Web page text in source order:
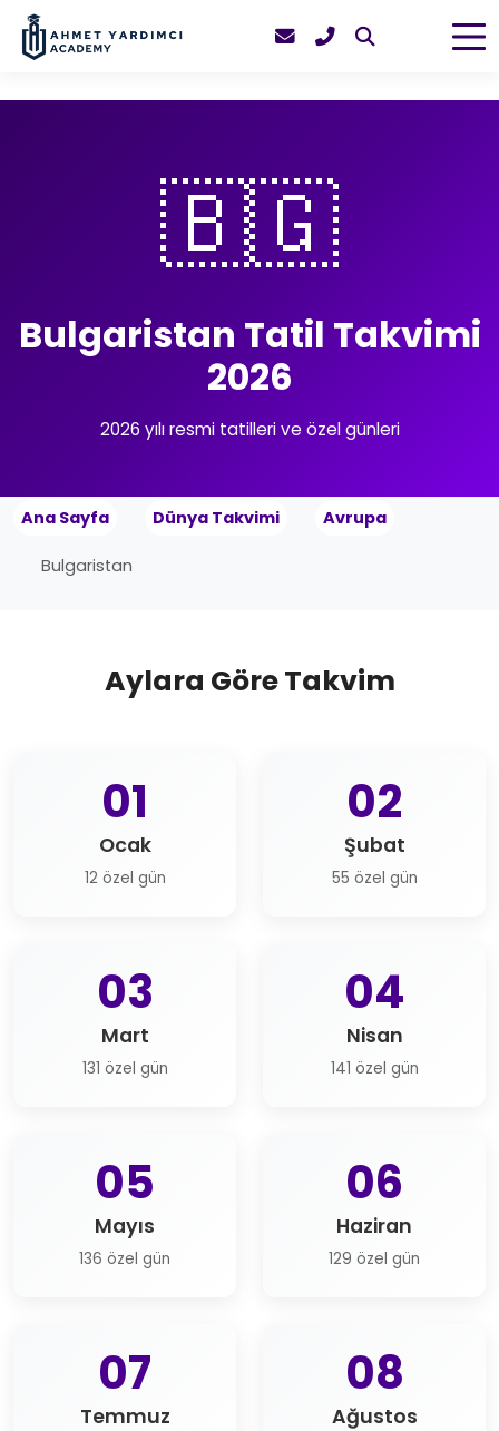
🇧🇬
Bulgaristan Tatil Takvimi
2026
2026 yılı resmi tatilleri ve özel günleri
Ana Sayfa Dünya Takvimi Avrupa
Bulgaristan
Aylara Göre Takvim
01
Ocak
12 özel gün
02
Şubat
55 özel gün
03
Mart
131 özel gün
04
Nisan
141 özel gün
05
Mayıs
136 özel gün
06
Haziran
129 özel gün
07
Temmuz
08
Ağustos